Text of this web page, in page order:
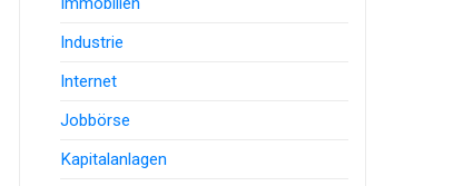
Industrie
Internet
Jobbörse
Kapitalanlagen